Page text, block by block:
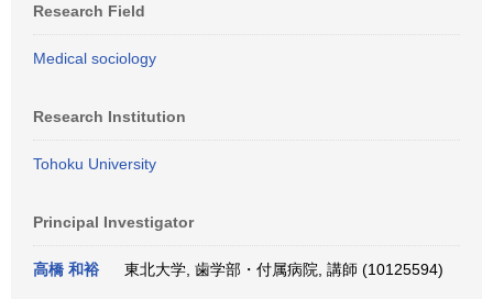
Research Field
Medical sociology
Research Institution
Tohoku University
Principal Investigator
高橋 和裕 東北大学, 歯学部・付属病院, 講師 (10125594)